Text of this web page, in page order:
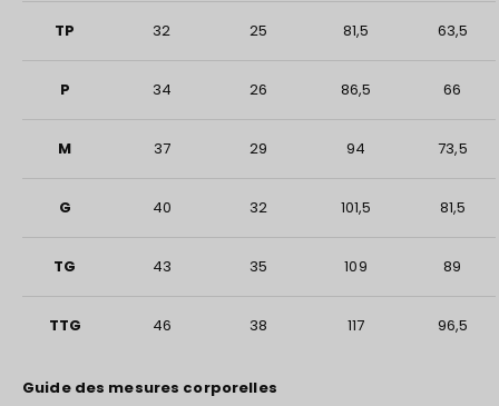
TP 32 25 81,5 63,5
P 34 26 86,5 66
M 37 29 94 73,5
G 40 32 101,5 81,5
TG 43 35 109 89
TTG 46 38 117 96,5
Guide des mesures corporelles